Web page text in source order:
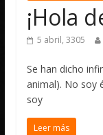
¡Hola
5 abril, 3305
Se han dicho
animal). No soy
soy
Leer más